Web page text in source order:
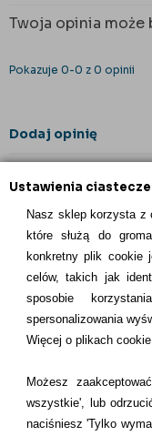
Ustawienia
Nasz sklep korzysta z
które służą do
konkretny plik cookie
celów, takich jak
sposobie
spersonalizowania
Więcej o plikach
Możesz
wszystkie', lub
naciśniesz 'Tylko
Twoja opinia może
Pokazuje 0-0 z 0 opinii
Dodaj opinię
Informacje
Dostawcy